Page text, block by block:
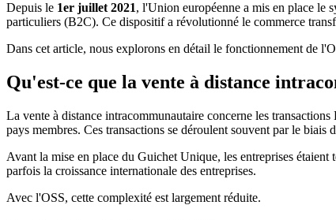
Depuis le 1er juillet 2021, l'Union européenne a mis en place le
particuliers (B2C). Ce dispositif a révolutionné le commerce
Dans cet article, nous explorons en détail le fonctionnement de
Qu'est-ce que la vente à distance
La vente à distance intracommunautaire concerne les
pays membres. Ces transactions se déroulent souvent par le
Avant la mise en place du Guichet Unique, les entreprises
parfois la croissance internationale des entreprises.
Avec l'OSS, cette complexité est largement réduite.